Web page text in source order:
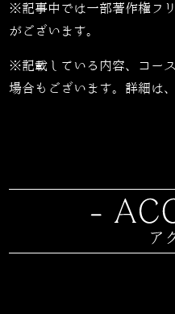
※記事中では一部著作権フ
がございます。
※記載している内容、コー
場合もございます。詳細は